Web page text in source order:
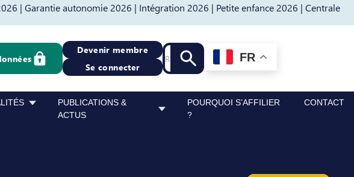
| Garantie autonomie 2026 | Intégration 2026 | Petite enfance 2026 | Centrale
Devenir membre
Se connecter
Recherche
Lancer la recherche
FR
PUBLICATIONS &
ACTUS
POURQUOI S’AFFILIER
?
CONTACT